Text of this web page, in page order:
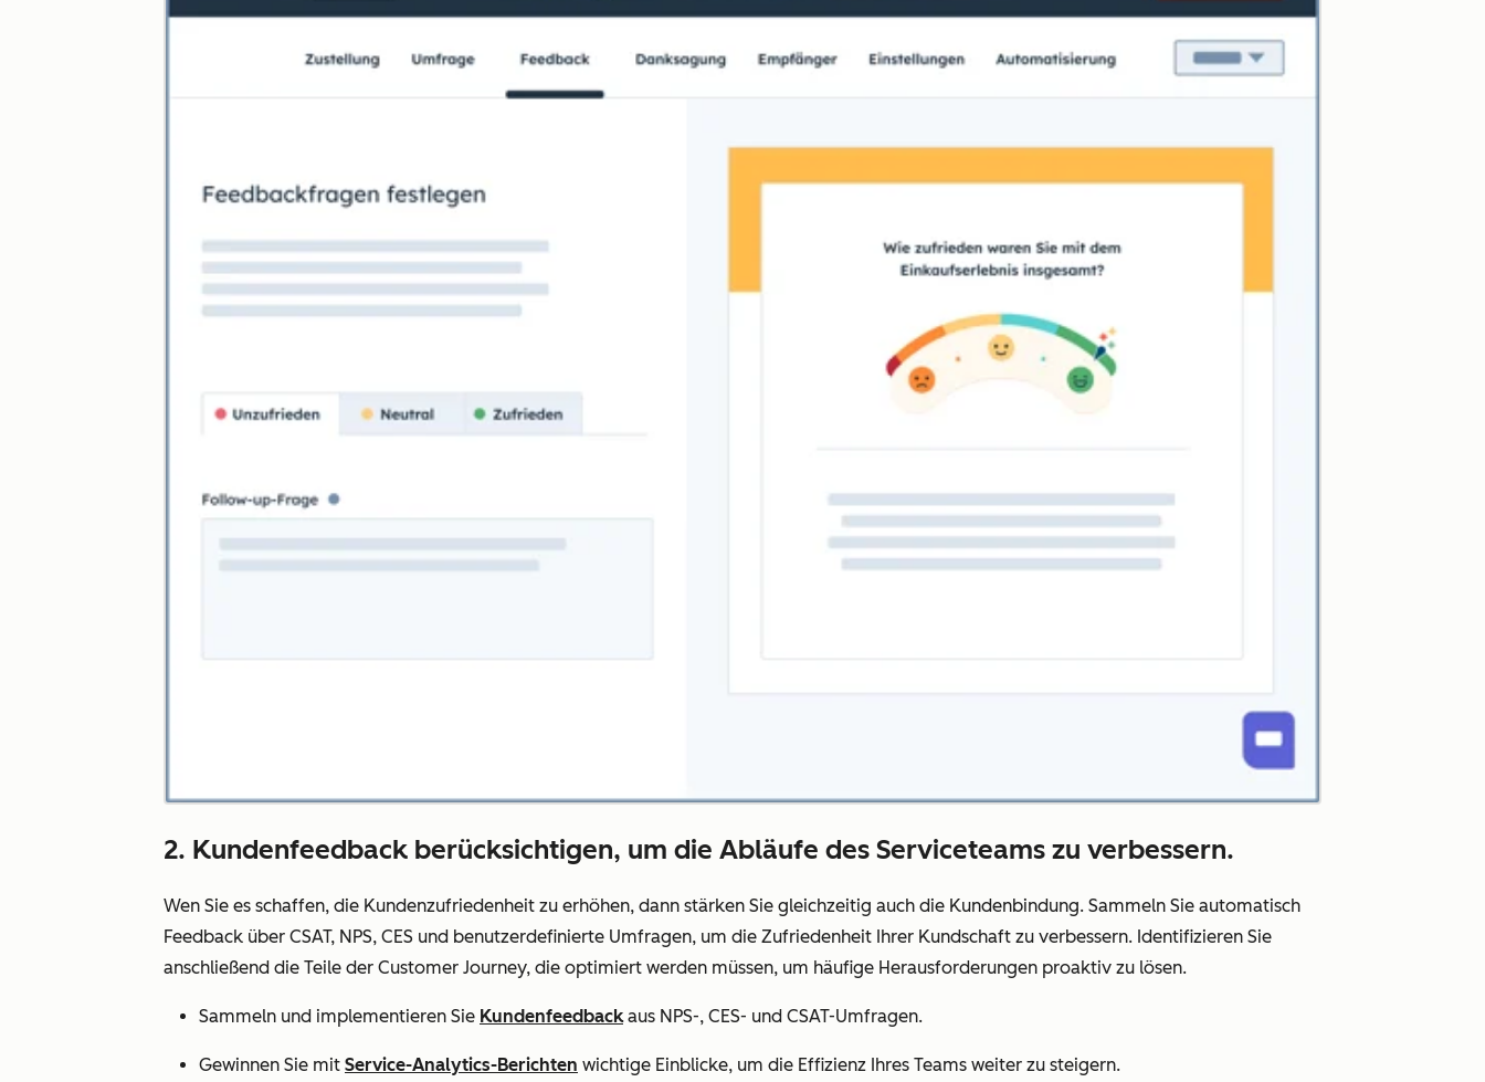
2. Kundenfeedback berücksichtigen, um die Abläufe des Serviceteams zu verbessern.
Wen Sie es schaffen, die Kundenzufriedenheit zu erhöhen, dann stärken Sie gleichzeitig auch die Kundenbindung. Sammeln Sie automatisch
Feedback über CSAT, NPS, CES und benutzerdefinierte Umfragen, um die Zufriedenheit Ihrer Kundschaft zu verbessern. Identifizieren Sie
anschließend die Teile der Customer Journey, die optimiert werden müssen, um häufige Herausforderungen proaktiv zu lösen.
Sammeln und implementieren Sie Kundenfeedbackaus NPS-, CES- und CSAT-Umfragen.
Gewinnen Sie mit Service-Analytics-Berichten wichtige Einblicke, um die Effizienz Ihres Teams weiter zu steigern.